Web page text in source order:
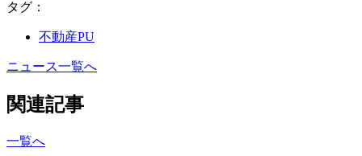
タグ：
不動産PU
ニュース一覧へ
関連記事
一覧へ